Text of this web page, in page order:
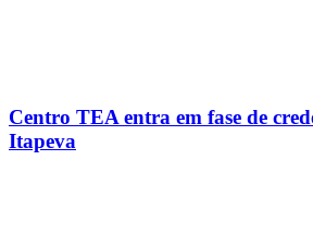
Centro TEA entra em fase de
Itapeva